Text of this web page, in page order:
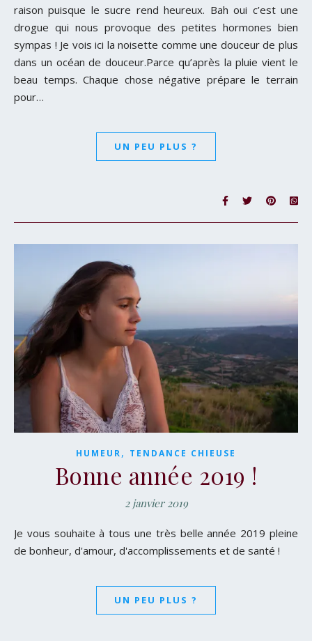
raison puisque le sucre rend heureux. Bah oui c’est une
drogue qui nous provoque des petites hormones bien
sympas ! Je vois ici la noisette comme une douceur de plus
dans un océan de douceur.Parce qu’après la pluie vient le
beau temps. Chaque chose négative prépare le terrain
pour…
UN PEU PLUS ?
HUMEUR, TENDANCE CHIEUSE
Bonne année 2019 !
2 janvier 2019
Je vous souhaite à tous une très belle année 2019 pleine
de bonheur, d'amour, d'accomplissements et de santé !
UN PEU PLUS ?